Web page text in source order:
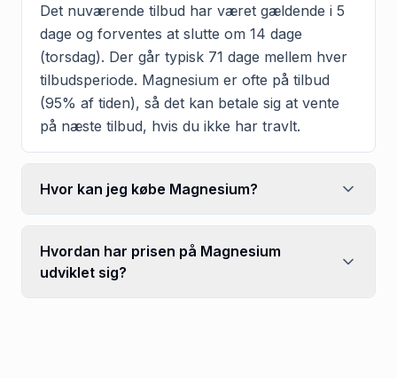
Det nuværende tilbud har været gældende i 5
dage og forventes at slutte om 14 dage
(torsdag). Der går typisk 71 dage mellem hver
tilbudsperiode. Magnesium er ofte på tilbud
(95% af tiden), så det kan betale sig at vente
på næste tilbud, hvis du ikke har travlt.
Hvor kan jeg købe Magnesium?
Hvordan har prisen på Magnesium
udviklet sig?